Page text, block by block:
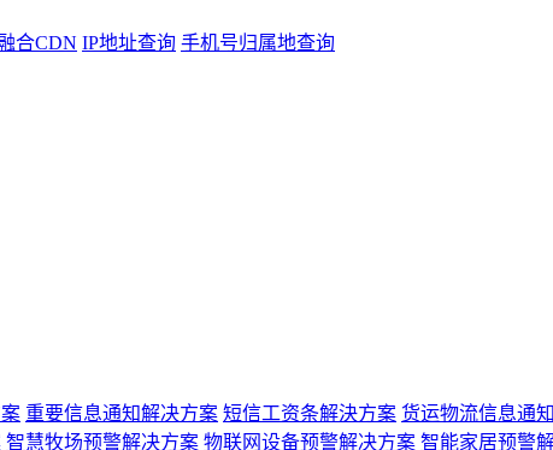
合CDN IP地址查询 手机号归属地查询
重要信息通知解决方案 短信工资条解決方案 货运物流信息通
智慧牧场预警解决方案 物联网设备预警解决方案 智能家居预警